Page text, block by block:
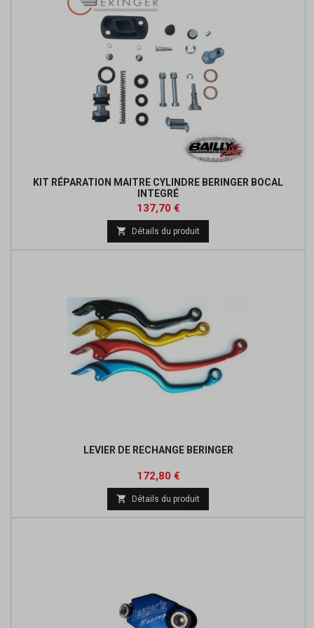
KIT RÉPARATION MAITRE CYLINDRE BERINGER BOCAL
INTEGRÉ
Prix
137,70 €Prix
de
base
 Détails du produit
LEVIER DE RECHANGE BERINGER
Prix
172,80 €Prix
de
base
 Détails du produit